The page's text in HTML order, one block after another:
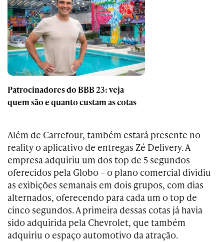
Patrocinadores do BBB 23: veja
quem são e quanto custam as cotas
Além de Carrefour, também estará presente no
reality o aplicativo de entregas Zé Delivery. A
empresa adquiriu um dos top de 5 segundos
oferecidos pela Globo – o plano comercial dividiu
as exibições semanais em dois grupos, com dias
alternados, oferecendo para cada um o top de
cinco segundos. A primeira dessas cotas já havia
sido adquirida pela Chevrolet, que também
adquiriu o espaço automotivo da atração.